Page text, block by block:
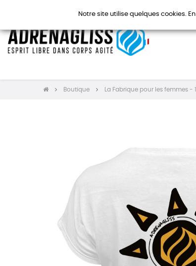
Boutique La Fabrique pour les femmes -
Notre site utilise quelques cookies.